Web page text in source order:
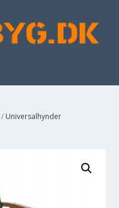
/ Universalhynder